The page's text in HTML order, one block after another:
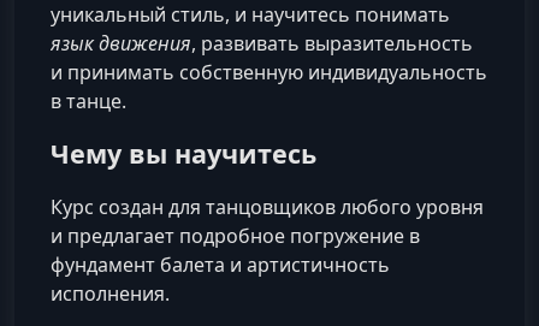
уникальный стиль, и научитесь понимать
язык движения, развивать выразительность
и принимать собственную индивидуальность
в танце.
Чему вы научитесь
Курс создан для танцовщиков любого уровня
и предлагает подробное погружение в
фундамент балета и артистичность
исполнения.